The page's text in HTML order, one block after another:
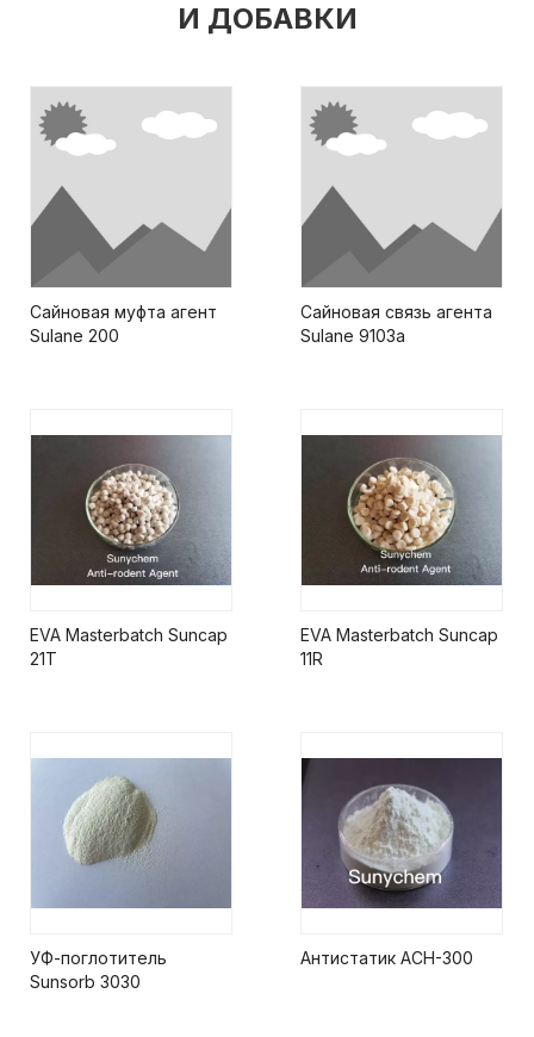
И ДОБАВКИ
Сайновая муфта агент
Sulane 200
Сайновая связь агента
Sulane 9103a
EVA Masterbatch Suncap
21T
EVA Masterbatch Suncap
11R
УФ-поглотитель
Sunsorb 3030
Антистатик АСН-300